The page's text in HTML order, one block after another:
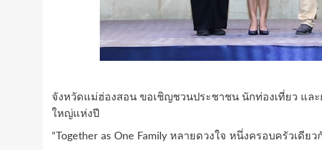
จังหวัดแม่ฮ่องสอน ขอเชิญชวนประชาชน นักท่องเที่ยว แล
ใหญ่แห่งปี
“Together as One Family หลายดวงใจ หนึ่งครอบครัวเดียว